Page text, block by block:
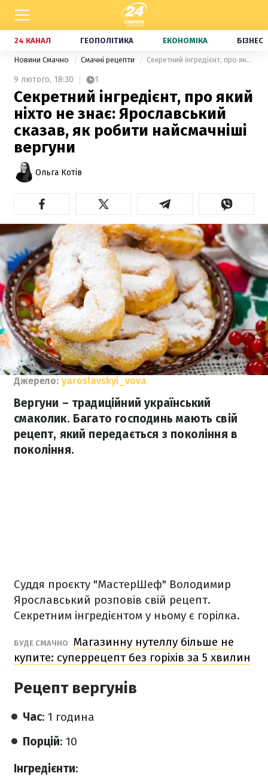
24 КАНАЛ ГЕОПОЛІТИКА ЕКОНОМІКА БІЗНЕС
Новини Смачно Смачні рецепти Секретний інгредієнт, про який ніхто не знає: Ярославський сказав, як робити найсмачніші вергуни
9 лютого, 18:30 1
Секретний інгредієнт, про який
ніхто не знає: Ярославський
сказав, як робити найсмачніші
вергуни
Ольга Котів
Джерело: yaroslavskyi_vova
Вергуни – традиційний український
смаколик. Багато господинь мають свій
рецепт, який передається з покоління в
покоління.
Суддя проєкту "МастерШеф" Володимир
Ярославський розповів свій рецепт.
Секретним інгредієнтом у ньому є горілка.
БУДЕ СМАЧНО
Магазинну нутеллу більше не
купите: суперрецепт без горіхів за 5 хвилин
Рецепт вергунів
Час: 1 година
Порцій: 10
Інгредієнти: